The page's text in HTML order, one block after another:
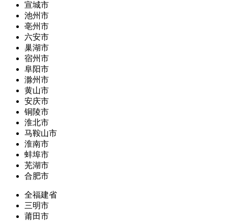
宣城市
池州市
亳州市
六安市
巢湖市
宿州市
阜阳市
滁州市
黄山市
安庆市
铜陵市
淮北市
马鞍山市
淮南市
蚌埠市
芜湖市
合肥市
全福建省
三明市
莆田市